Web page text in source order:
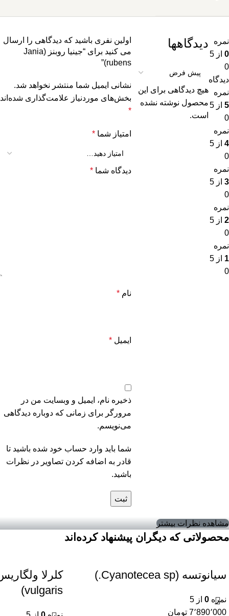
نمره
0 از 5
0
دیدگاه
نمره
5 از 5
0
نمره
4 از 5
0
نمره
3 از 5
0
نمره
2 از 5
0
نمره
1 از 5
0
دیدگاهها
هیچ دیدگاهی برای این
محصول نوشته نشده
است.
اولین نفری باشید که دیدگاهی را ارسال
می کنید برای “جینیا روبنز (Jania
rubens)”
نشانی ایمیل شما منتشر نخواهد شد.
بخش‌های موردنیاز علامت‌گذاری شده‌اند
*
امتیاز شما *
دیدگاه شما *
نام *
ایمیل *
ذخیره نام، ایمیل و وبسایت من در
مرورگر برای زمانی که دوباره دیدگاهی
می‌نویسم.
شما باید وارد حساب خود شده باشید تا
قادر به اضافه کردن تصاویر در نظرات
باشید.
مشاهده نظرات بیشتر
محصولاتی که دیگران پیشنهاد کرده‌اند
سیانوتسه (Cyanotecea sp.)
نمره 0 از 5
7٬890٬000 تومان
vulgaris)